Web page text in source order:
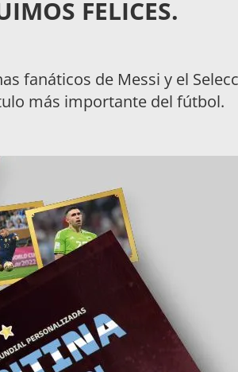
FELICES.
fanáticos de Messi y el
más importante del fútbol.